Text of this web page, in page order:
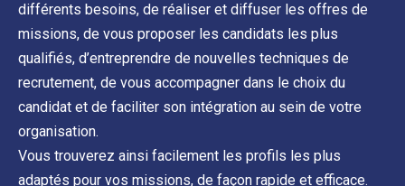
différents besoins, de réaliser et diffuser les offres de
missions, de vous proposer les candidats les plus
qualifiés, d’entreprendre de nouvelles techniques de
recrutement, de vous accompagner dans le choix du
candidat et de faciliter son intégration au sein de votre
organisation.
Vous trouverez ainsi facilement les profils les plus
adaptés pour vos missions, de façon rapide et efficace.